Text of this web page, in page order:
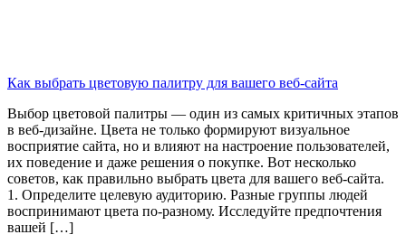
Как выбрать цветовую палитру для вашего веб-сайта
Выбор цветовой палитры — один из самых критичных этапов
в веб-дизайне. Цвета не только формируют визуальное
восприятие сайта, но и влияют на настроение пользователей,
их поведение и даже решения о покупке. Вот несколько
советов, как правильно выбрать цвета для вашего веб-сайта.
1. Определите целевую аудиторию. Разные группы людей
воспринимают цвета по-разному. Исследуйте предпочтения
вашей […]